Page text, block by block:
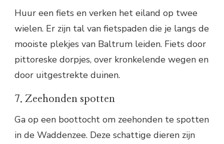
Huur een fiets en verken het eiland op twee
wielen. Er zijn tal van fietspaden die je langs de
mooiste plekjes van Baltrum leiden. Fiets door
pittoreske dorpjes, over kronkelende wegen en
door uitgestrekte duinen.
7. Zeehonden spotten
Ga op een boottocht om zeehonden te spotten
in de Waddenzee. Deze schattige dieren zijn